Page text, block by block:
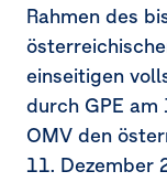
Rahmen des
einseitigen
durch GPE am
OMV den
11. Dezember